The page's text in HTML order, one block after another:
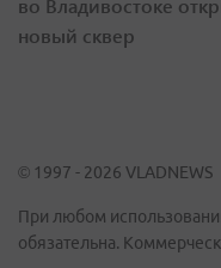
во Владивостоке
новый сквер
© 1997 - 2026 VLADNEWS
При любом
обязательна.